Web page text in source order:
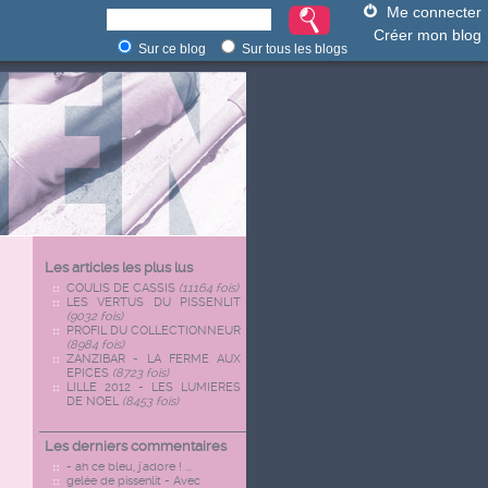
Me connecter
Créer mon blog
Sur ce blog Sur tous les blogs
Les articles les plus lus
COULIS DE CASSIS (11164 fois)
LES VERTUS DU PISSENLIT
(9032 fois)
PROFIL DU COLLECTIONNEUR
(8984 fois)
ZANZIBAR - LA FERME AUX
EPICES (8723 fois)
LILLE 2012 - LES LUMIERES
DE NOEL (8453 fois)
Les derniers commentaires
- ah ce bleu, j'adore ! ...
gelée de pissenlit - Avec